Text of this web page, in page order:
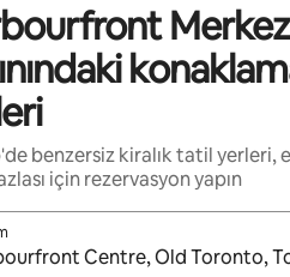
benzersiz kiralık tatil yerleri,
için rezervasyon yapın
kullanılabilir olduğunda yukarı